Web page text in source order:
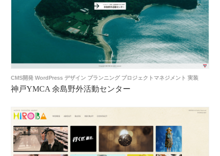
CMS開発 WordPress デザイン プランニング プロジェクトマネジメント 実装
神戸YMCA 余島野外活動センター